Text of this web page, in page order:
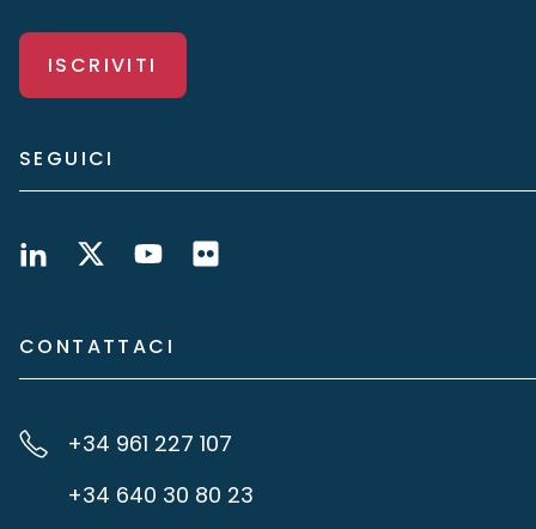
ISCRIVITI
SEGUICI
CONTATTACI
+34 961 227 107
+34 640 30 80 23